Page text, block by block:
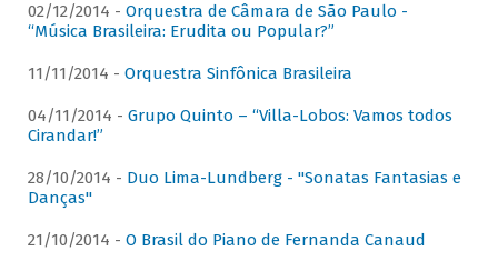
02/12/2014 - Orquestra de Câmara de São Paulo -
“Música Brasileira: Erudita ou Popular?”
11/11/2014 - Orquestra Sinfônica Brasileira
04/11/2014 - Grupo Quinto – “Villa-Lobos: Vamos todos
Cirandar!”
28/10/2014 - Duo Lima-Lundberg - "Sonatas Fantasias e
Danças"
21/10/2014 - O Brasil do Piano de Fernanda Canaud